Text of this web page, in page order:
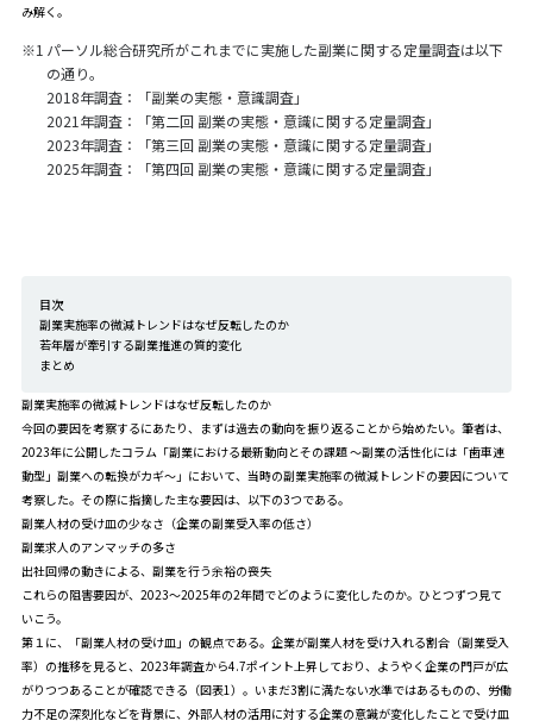
み解く。
※1 パーソル総合研究所がこれまでに実施した副業に関する定量調査は以下
の通り。
2018年調査：「副業の実態・意識調査」
2021年調査：「第二回 副業の実態・意識に関する定量調査」
2023年調査：「第三回 副業の実態・意識に関する定量調査」
2025年調査：「第四回 副業の実態・意識に関する定量調査」
目次
副業実施率の微減トレンドはなぜ反転したのか
若年層が牽引する副業推進の質的変化
まとめ
副業実施率の微減トレンドはなぜ反転したのか
今回の要因を考察するにあたり、まずは過去の動向を振り返ることから始めたい。筆者は、
2023年に公開したコラム「副業における最新動向とその課題 ～副業の活性化には「歯車連
動型」副業への転換がカギ～ 」において、当時の副業実施率の微減トレンドの要因について
考察した。その際に指摘した主な要因は、以下の3つである。
副業人材の受け皿の少なさ（企業の副業受入率の低さ）
副業求人のアンマッチの多さ
出社回帰の動きによる、副業を行う余裕の喪失
これらの阻害要因が、2023～2025年の2年間でどのように変化したのか。ひとつずつ見て
いこう。
第１に、「副業人材の受け皿」の観点である。企業が副業人材を受け入れる割合（副業受入
率）の推移を見ると、2023年調査から4.7ポイント上昇しており、ようやく企業の門戸が広
がりつつあることが確認できる（図表1）。いまだ3割に満たない水準ではあるものの、労働
力不足の深刻化などを背景に、外部人材の活用に対する企業の意識が変化したことで受け皿